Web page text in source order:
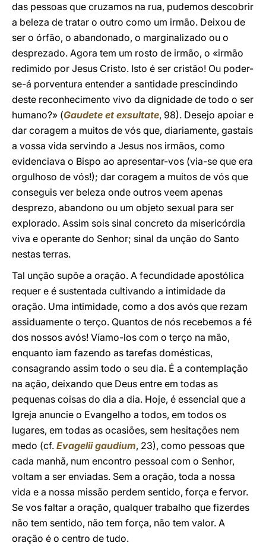
das pessoas que cruzamos na rua, pudemos descobrir
a beleza de tratar o outro como um irmão. Deixou de
ser o órfão, o abandonado, o marginalizado ou o
desprezado. Agora tem um rosto de irmão, o «irmão
redimido por Jesus Cristo. Isto é ser cristão! Ou poder-
se-á porventura entender a santidade prescindindo
deste reconhecimento vivo da dignidade de todo o ser
humano?» (Gaudete et exsultate, 98). Desejo apoiar e
dar coragem a muitos de vós que, diariamente, gastais
a vossa vida servindo a Jesus nos irmãos, como
evidenciava o Bispo ao apresentar-vos (via-se que era
orgulhoso de vós!); dar coragem a muitos de vós que
conseguis ver beleza onde outros veem apenas
desprezo, abandono ou um objeto sexual para ser
explorado. Assim sois sinal concreto da misericórdia
viva e operante do Senhor; sinal da unção do Santo
nestas terras.
Tal unção supõe a oração. A fecundidade apostólica
requer e é sustentada cultivando a intimidade da
oração. Uma intimidade, como a dos avós que rezam
assiduamente o terço. Quantos de nós recebemos a fé
dos nossos avós! Víamo-los com o terço na mão,
enquanto iam fazendo as tarefas domésticas,
consagrando assim todo o seu dia. É a contemplação
na ação, deixando que Deus entre em todas as
pequenas coisas do dia a dia. Hoje, é essencial que a
Igreja anuncie o Evangelho a todos, em todos os
lugares, em todas as ocasiões, sem hesitações nem
medo (cf. Evagelii gaudium, 23), como pessoas que
cada manhã, num encontro pessoal com o Senhor,
voltam a ser enviadas. Sem a oração, toda a nossa
vida e a nossa missão perdem sentido, força e fervor.
Se vos faltar a oração, qualquer trabalho que fizerdes
não tem sentido, não tem força, não tem valor. A
oração é o centro de tudo.